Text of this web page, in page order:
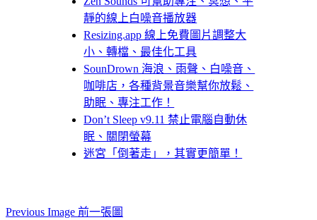
靜的線上白噪音播放器
Resizing.app 線上免費圖片調整大
小、轉檔、最佳化工具
SounDrown 海浪、雨聲、白噪音、
咖啡店，各種背景音樂幫你放鬆、
助眠、專注工作！
Don’t Sleep v9.11 禁止電腦自動休
眠、關閉螢幕
迷宮「倒著走」，其實更簡單！
Previous Image 前一張圖